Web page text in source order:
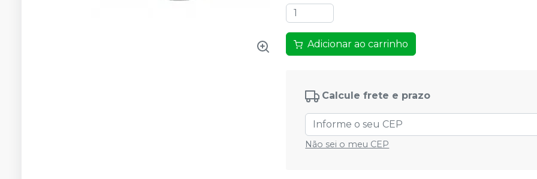
Adicionar ao carrinho
Calcule frete e prazo
Não sei o meu CEP